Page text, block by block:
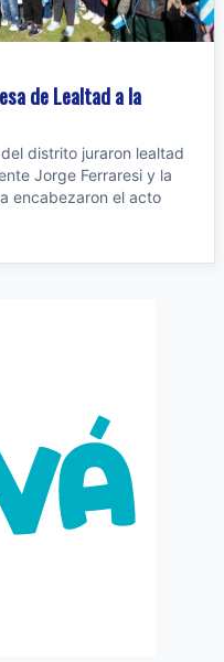
de Lealtad a la
distrito juraron lealtad
Jorge Ferraresi y la
encabezaron el acto